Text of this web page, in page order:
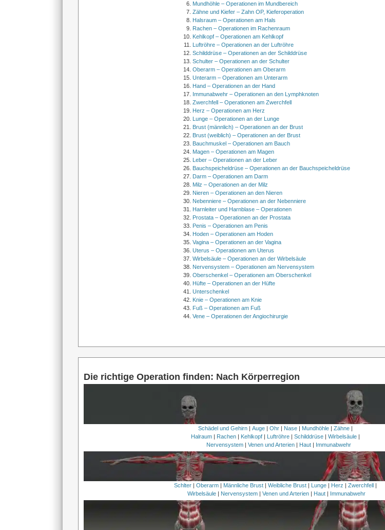
Mundhöhle – Operationen im Mundbereich
Zähne und Kiefer – Zahn OP, Kieferoperation
Halsraum – Operationen am Hals
Rachen – Operationen im Rachenraum
Kehlkopf – Operationen am Kehlkopf
Luftröhre – Operationen an der Luftröhre
Schilddrüse – Operationen an der Schilddrüse
Schulter – Operationen an der Schulter
Oberarm – Operationen am Oberarm
Unterarm – Operationen am Unterarm
Hand – Operationen an der Hand
Immunabwehr – Operationen an den Lymphknoten
Zwerchfell – Operationen am Zwerchfell
Herz – Operationen am Herz
Lunge – Operationen an der Lunge
Brust (männlich) – Operationen an der Brust
Brust (weiblich) – Operationen an der Brust
Bauchmuskel – Operationen am Bauch
Magen – Operationen am Magen
Leber – Operationen an der Leber
Bauchspeicheldrüse – Operationen an der Bauchspeicheldrüse
Darm – Operationen am Darm
Milz – Operationen an der Milz
Nieren – Operationen an den Nieren
Nebenniere – Operationen an der Nebenniere
Harnleiter und Harnblase – Operationen
Prostata – Operationen an der Prostata
Penis – Operationen am Penis
Hoden – Operationen am Hoden
Vagina – Operationen an der Vagina
Uterus – Operationen am Uterus
Wirbelsäule – Operationen an der Wirbelsäule
Nervensystem – Operationen am Nervensystem
Oberschenkel – Operationen am Oberschenkel
Hüfte – Operationen an der Hüfte
Unterschenkel
Knie – Operationen am Knie
Fuß – Operationen am Fuß
Vene – Operationen der Angiochirurgie
Die richtige Operation finden: Nach Körperregion
Schädel und Gehirn |Auge |Ohr | Nase | Mundhöhle |Zähne |
Halraum | Rachen | Kehlkopf | Luftröhre |Schilddrüse |Wirbelsäule |
Nervensystem| Venen und Arterien| Haut| Immunabwehr
Schlter |Oberarm Männliche Brust |Weibliche Brust Lunge Herz |Zwerchfell
Wirbelsäule| Nervensystem| Venen und Arterien| Haut| Immunabwehr